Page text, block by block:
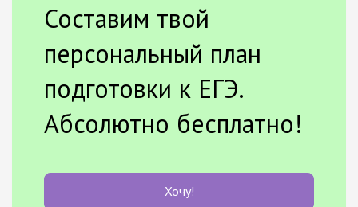
Составим твой
персональный план
подготовки к ЕГЭ.
Абсолютно бесплатно!
Хочу!